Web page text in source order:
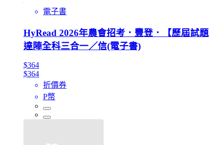
電子書
HyRead 2026年農會招考．豐登．【歷屆試題
達陣全科三合一／信(電子書)
$364
$364
折價券
P幣